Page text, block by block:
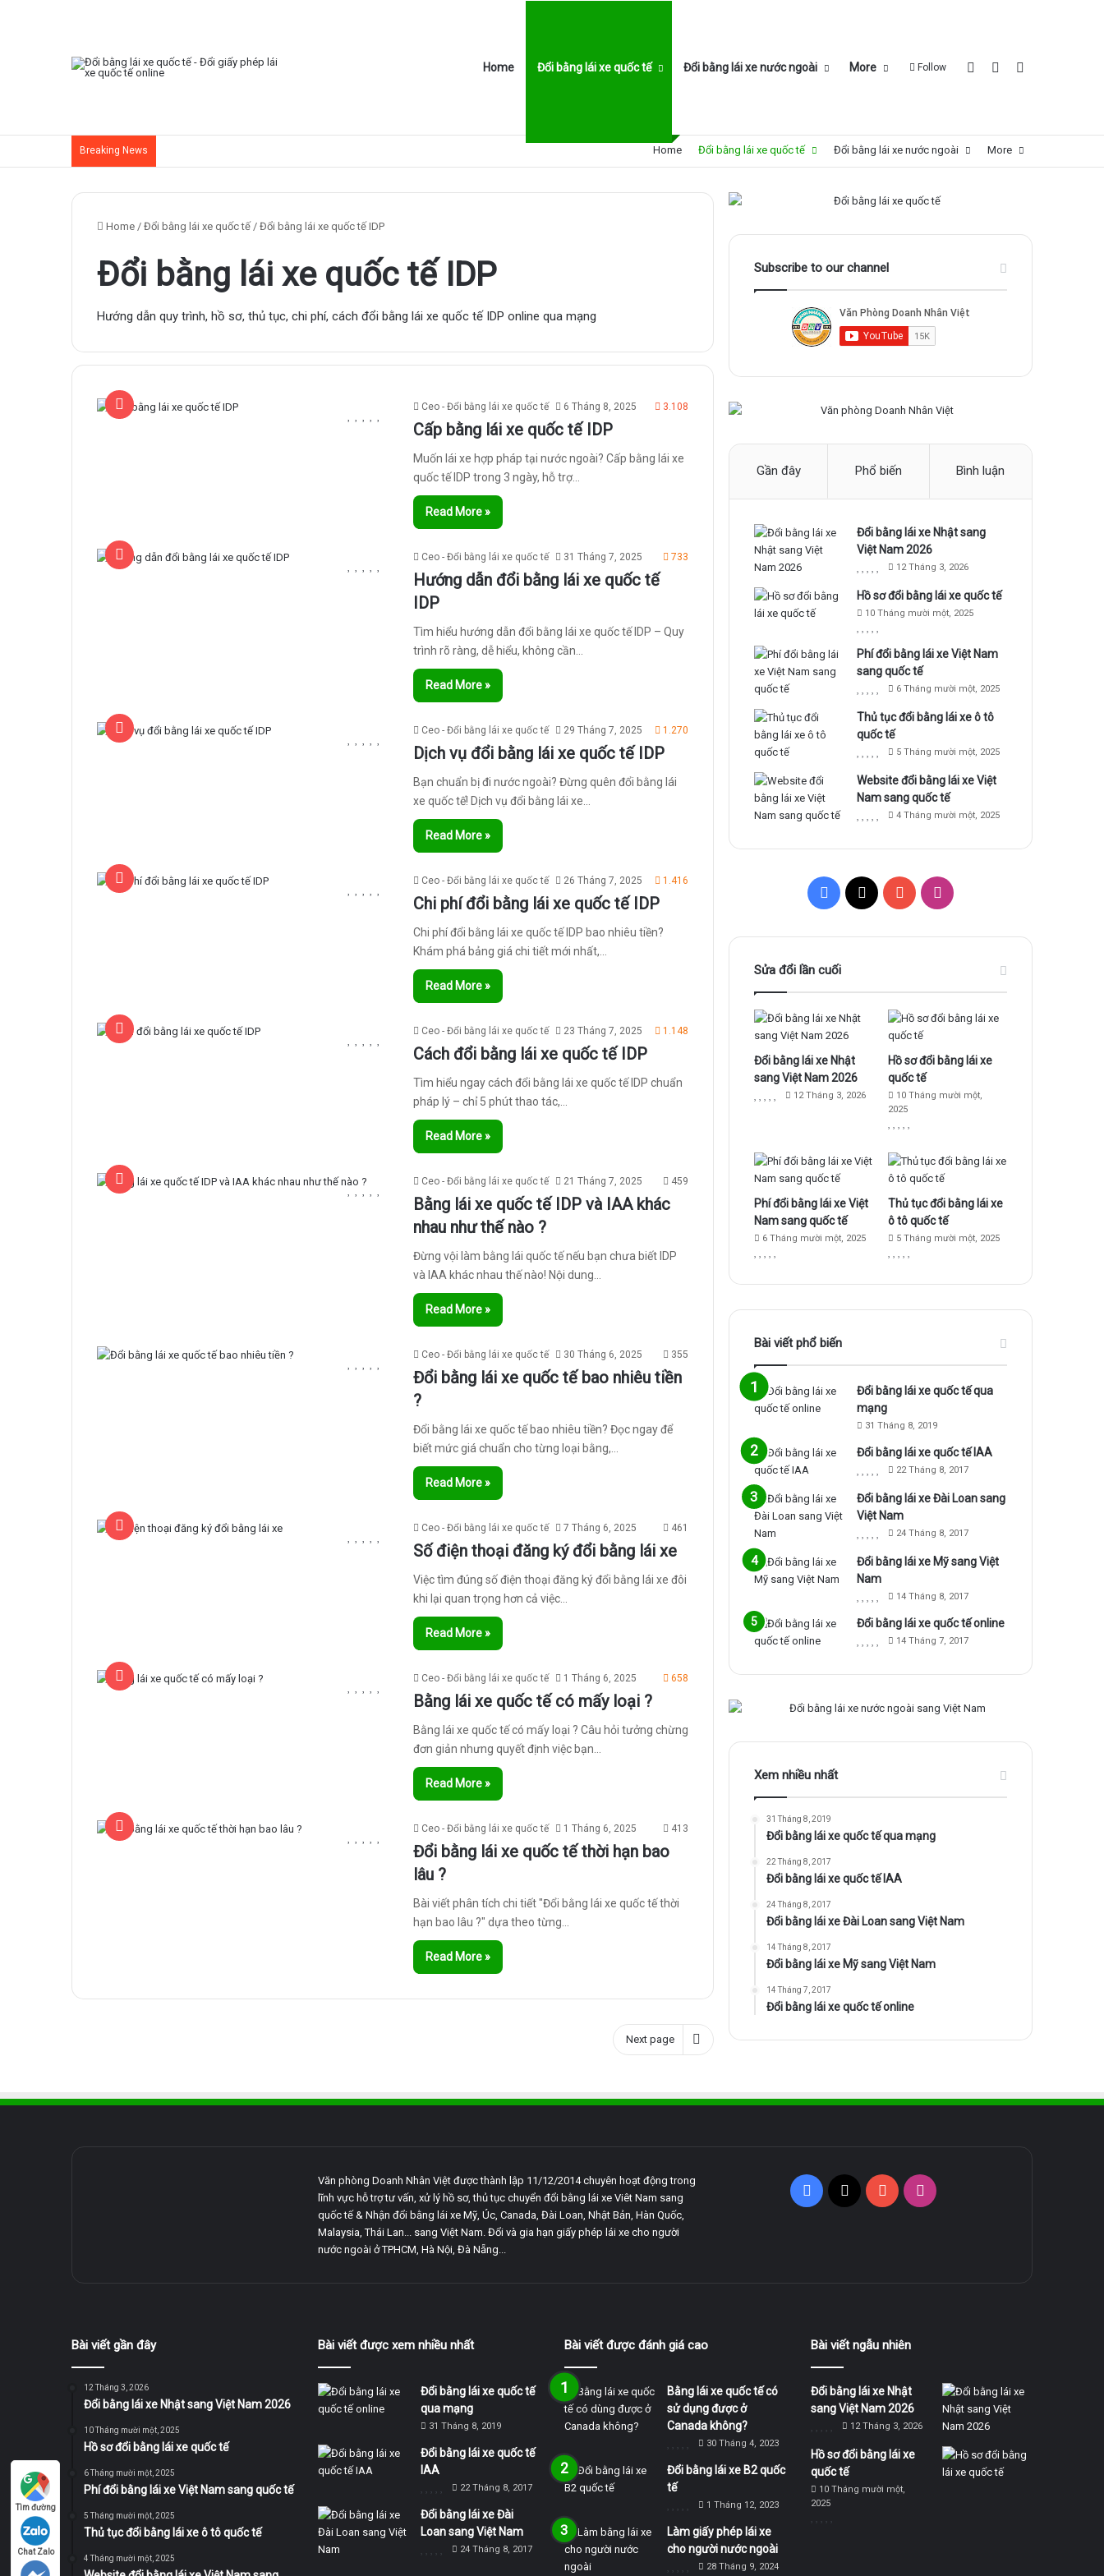
Home Đổi bằng lái xe quốc tế Đổi bằng lái xe nước ngoài More Follow Log In Sidebar
Breaking News Home Đổi bằng lái xe quốc tế Đổi bằng lái xe nước ngoài More
Home / Đổi bằng lái xe quốc tế / Đổi bằng lái xe quốc tế IDP
Đổi bằng lái xe quốc tế IDP
Hướng dẫn quy trình, hồ sơ, thủ tục, chi phí, cách đổi bằng lái xe quốc tế IDP online qua mạng
Ceo - Đổi bằng lái xe quốc tế 6 Tháng 8, 2025 3.108
Cấp bằng lái xe quốc tế IDP
Muốn lái xe hợp pháp tại nước ngoài? Cấp bằng lái xe
quốc tế IDP trong 3 ngày, hỗ trợ…
Read More »
Ceo - Đổi bằng lái xe quốc tế 31 Tháng 7, 2025 733
Hướng dẫn đổi bằng lái xe quốc tế
IDP
Tìm hiểu hướng dẫn đổi bằng lái xe quốc tế IDP – Quy
trình rõ ràng, dễ hiểu, không cần…
Read More »
Ceo - Đổi bằng lái xe quốc tế 29 Tháng 7, 2025 1.270
Dịch vụ đổi bằng lái xe quốc tế IDP
Bạn chuẩn bị đi nước ngoài? Đừng quên đổi bằng lái
xe quốc tế! Dịch vụ đổi bằng lái xe…
Read More »
Ceo - Đổi bằng lái xe quốc tế 26 Tháng 7, 2025 1.416
Chi phí đổi bằng lái xe quốc tế IDP
Chi phí đổi bằng lái xe quốc tế IDP bao nhiêu tiền?
Khám phá bảng giá chi tiết mới nhất,…
Read More »
Ceo - Đổi bằng lái xe quốc tế 23 Tháng 7, 2025 1.148
Cách đổi bằng lái xe quốc tế IDP
Tìm hiểu ngay cách đổi bằng lái xe quốc tế IDP chuẩn
pháp lý – chỉ 5 phút thao tác,…
Read More »
Ceo - Đổi bằng lái xe quốc tế 21 Tháng 7, 2025 459
Bằng lái xe quốc tế IDP và IAA khác
nhau như thế nào ?
Đừng vội làm bằng lái quốc tế nếu bạn chưa biết IDP
và IAA khác nhau thế nào! Nội dung…
Read More »
Ceo - Đổi bằng lái xe quốc tế 30 Tháng 6, 2025 355
Đổi bằng lái xe quốc tế bao nhiêu tiền
?
Đổi bằng lái xe quốc tế bao nhiêu tiền? Đọc ngay để
biết mức giá chuẩn cho từng loại bằng,…
Read More »
Ceo - Đổi bằng lái xe quốc tế 7 Tháng 6, 2025 461
Số điện thoại đăng ký đổi bằng lái xe
Việc tìm đúng số điện thoại đăng ký đổi bằng lái xe đôi
khi lại quan trọng hơn cả việc…
Read More »
Ceo - Đổi bằng lái xe quốc tế 1 Tháng 6, 2025 658
Bằng lái xe quốc tế có mấy loại ?
Bằng lái xe quốc tế có mấy loại ? Câu hỏi tưởng chừng
đơn giản nhưng quyết định việc bạn…
Read More »
Ceo - Đổi bằng lái xe quốc tế 1 Tháng 6, 2025 413
Đổi bằng lái xe quốc tế thời hạn bao
lâu ?
Bài viết phân tích chi tiết "Đổi bằng lái xe quốc tế thời
hạn bao lâu ?" dựa theo từng…
Read More »
Next page
Subscribe to our channel
Gần đây Phổ biến Bình luận
Đổi bằng lái xe Nhật sang
Việt Nam 2026
12 Tháng 3, 2026
Hồ sơ đổi bằng lái xe quốc tế
10 Tháng mười một, 2025
Phí đổi bằng lái xe Việt Nam
sang quốc tế
6 Tháng mười một, 2025
Thủ tục đổi bằng lái xe ô tô
quốc tế
5 Tháng mười một, 2025
Website đổi bằng lái xe Việt
Nam sang quốc tế
4 Tháng mười một, 2025
e
b
o
o
T
u
b
e
t
a
g
r
m
Sửa đổi lần cuối
Đổi bằng lái xe Nhật
sang Việt Nam 2026
12 Tháng 3, 2026
Hồ sơ đổi bằng lái xe
quốc tế
10 Tháng mười một,
2025
Phí đổi bằng lái xe Việt
Nam sang quốc tế
6 Tháng mười một, 2025
Thủ tục đổi bằng lái xe
ô tô quốc tế
5 Tháng mười một, 2025
Bài viết phổ biến
Đổi bằng lái xe quốc tế qua
mạng
31 Tháng 8, 2019
Đổi bằng lái xe quốc tế IAA
22 Tháng 8, 2017
Đổi bằng lái xe Đài Loan sang
Việt Nam
24 Tháng 8, 2017
Đổi bằng lái xe Mỹ sang Việt
Nam
14 Tháng 8, 2017
Đổi bằng lái xe quốc tế online
14 Tháng 7, 2017
Xem nhiều nhất
31 Tháng 8, 2019
Đổi bằng lái xe quốc tế qua mạng
22 Tháng 8, 2017
Đổi bằng lái xe quốc tế IAA
24 Tháng 8, 2017
Đổi bằng lái xe Đài Loan sang Việt Nam
14 Tháng 8, 2017
Đổi bằng lái xe Mỹ sang Việt Nam
14 Tháng 7, 2017
Đổi bằng lái xe quốc tế online
Văn phòng Doanh Nhân Việt được thành lập 11/12/2014 chuyên hoạt động trong
lĩnh vực hỗ trợ tư vấn, xử lý hồ sơ, thủ tục chuyển đổi bằng lái xe Viêt Nam sang
quốc tế & Nhận đổi bằng lái xe Mỹ, Úc, Canada, Đài Loan, Nhật Bản, Hàn Quốc,
Malaysia, Thái Lan... sang Việt Nam. Đổi và gia hạn giấy phép lái xe cho người
nước ngoài ở TPHCM, Hà Nội, Đà Nẵng...
Facebook YouTubeInstagram
Bài viết gần đây
12 Tháng 3, 2026
Đổi bằng lái xe Nhật sang Việt Nam 2026
10 Tháng mười một, 2025
Hồ sơ đổi bằng lái xe quốc tế
6 Tháng mười một, 2025
Phí đổi bằng lái xe Việt Nam sang quốc tế
5 Tháng mười một, 2025
Thủ tục đổi bằng lái xe ô tô quốc tế
4 Tháng mười một, 2025
Bài viết được xem nhiều nhất
Đổi bằng lái xe quốc tế
qua mạng
31 Tháng 8, 2019
Đổi bằng lái xe quốc tế
IAA
22 Tháng 8, 2017
Đổi bằng lái xe Đài
Loan sang Việt Nam
24 Tháng 8, 2017
Bài viết được đánh giá cao
Bằng lái xe quốc tế có
sử dụng được ở
Canada không?
30 Tháng 4, 2023
Đổi bằng lái xe B2 quốc
tế
1 Tháng 12, 2023
Làm giấy phép lái xe
cho người nước ngoài
28 Tháng 9, 2024
Bài viết ngẫu nhiên
Đổi bằng lái xe Nhật
sang Việt Nam 2026
12 Tháng 3, 2026
Hồ sơ đổi bằng lái xe
quốc tế
10 Tháng mười một,
2025
Tìm đường
Chat Zalo